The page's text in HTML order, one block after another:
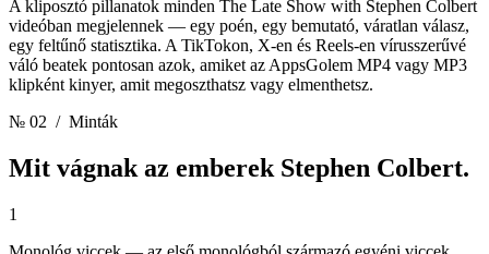
A kliposztó pillanatok minden The Late Show with Stephen Colbert
videóban megjelennek — egy poén, egy bemutató, váratlan válasz,
egy feltűnő statisztika. A TikTokon, X-en és Reels-en vírusszerűvé
váló beatek pontosan azok, amiket az AppsGolem MP4 vagy MP3
klipként kinyer, amit megoszthatsz vagy elmenthetsz.
№ 02 / Minták
Mit vágnak az emberek Stephen Colbert.
1